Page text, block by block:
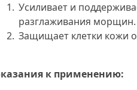
Усиливает и
разглаживания морщин.
Защищает клетки кожи
к применению: